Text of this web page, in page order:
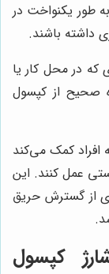
طور یکنواخت در
داشته باشند.
که در محل کار یا
صحیح از کپسول
افراد کمک می‌کند
عمل کنند. این
از گسترش حریق
کپسول